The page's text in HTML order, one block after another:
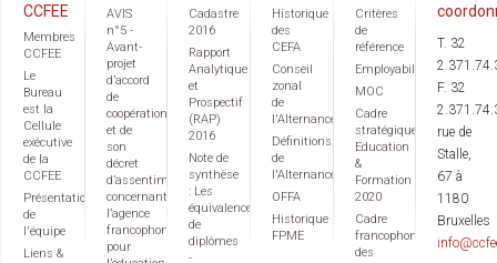
CCFEE
Membres
CCFEE
Le
Bureau
est la
Cellule
exécutive
de la
CCFEE
Présentation
de
l'équipe
Liens &
AVIS
n°5 -
Avant-
projet
d’accord
de
coopération
et de
son
décret
d’assentiment
concernant
l’agence
francophone
pour
Cadastre
2016
Rapport
Analytique
et
Prospectif
(RAP)
2016
Note de
synthèse
: Les
équivalences
de
diplômes
-
Historique
des
CEFA
Conseil
zonal
de
l'Alternance
Définitions
de
l'Alternance
OFFA
Historique
FPME
Critères
de
référence
Employabilité
MOC
Cadre
stratégique
Education
&
Formation
2020
Cadre
francophone
des
T. 32
F. 32
rue de
Stalle,
67 à
1180
Bruxelles